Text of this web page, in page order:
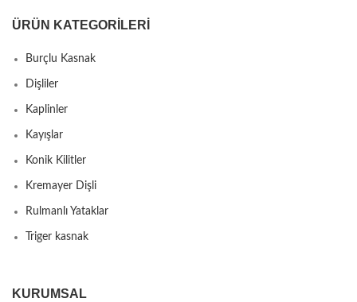
ÜRÜN KATEGORILERI
Burçlu Kasnak
Dişliler
Kaplinler
Kayışlar
Konik Kilitler
Kremayer Dişli
Rulmanlı Yataklar
Triger kasnak
KURUMSAL